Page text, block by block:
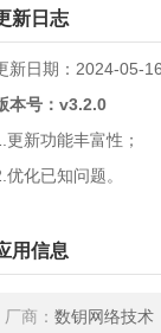
新日志
新日期：2024-05-
本号：v3.2.0
更新功能丰富性；
优化已知问题。
用信息
厂商： 数钥网络技术